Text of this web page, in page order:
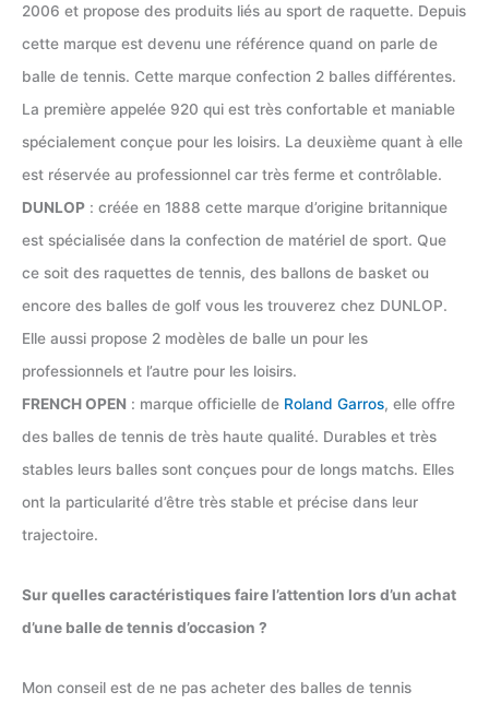
2006 et propose des produits liés au sport de raquette. Depuis
cette marque est devenu une référence quand on parle de
balle de tennis. Cette marque confection 2 balles différentes.
La première appelée 920 qui est très confortable et maniable
spécialement conçue pour les loisirs. La deuxième quant à elle
est réservée au professionnel car très ferme et contrôlable.
DUNLOP : créée en 1888 cette marque d’origine britannique
est spécialisée dans la confection de matériel de sport. Que
ce soit des raquettes de tennis, des ballons de basket ou
encore des balles de golf vous les trouverez chez DUNLOP.
Elle aussi propose 2 modèles de balle un pour les
professionnels et l’autre pour les loisirs.
FRENCH OPEN : marque officielle de Roland Garros, elle offre
des balles de tennis de très haute qualité. Durables et très
stables leurs balles sont conçues pour de longs matchs. Elles
ont la particularité d’être très stable et précise dans leur
trajectoire.
Sur quelles caractéristiques faire l’attention lors d’un achat
d’une balle de tennis d’occasion ?
Mon conseil est de ne pas acheter des balles de tennis